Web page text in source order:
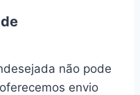
não pode
envio